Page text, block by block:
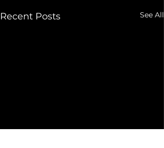
Recent Posts See All